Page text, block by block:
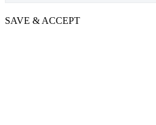
SAVE & ACCEPT